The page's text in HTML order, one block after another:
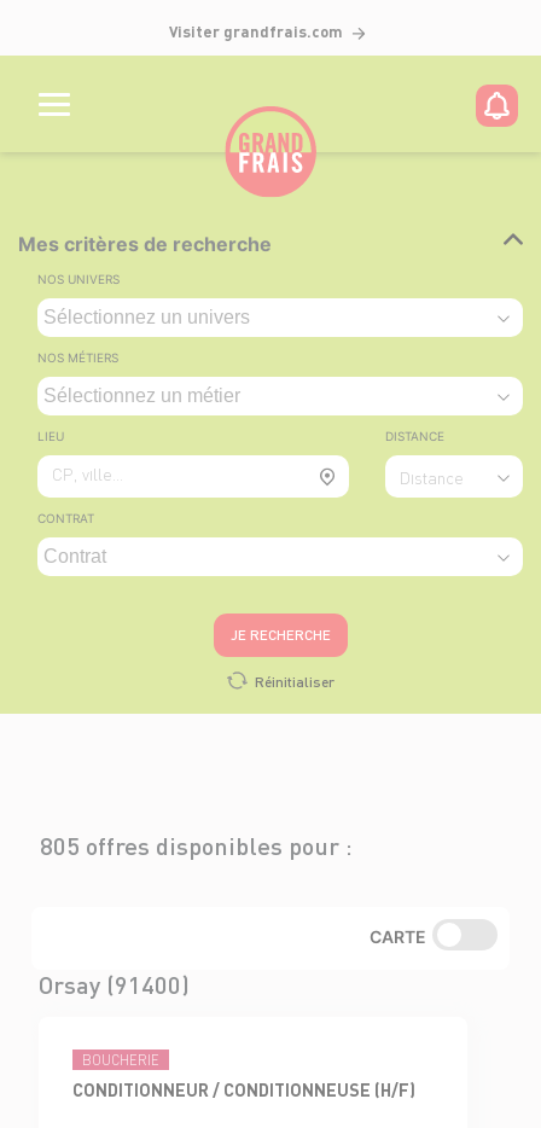
Visiter grandfrais.com
Mes critères de recherche
NOS UNIVERS
NOS MÉTIERS
LIEU
CP, ville...
DISTANCE
Distance
CONTRAT
JE RECHERCHE
Réinitialiser
805 offres disponibles pour :
CARTE
Orsay (91400)
BOUCHERIE
CONDITIONNEUR / CONDITIONNEUSE (H/F)